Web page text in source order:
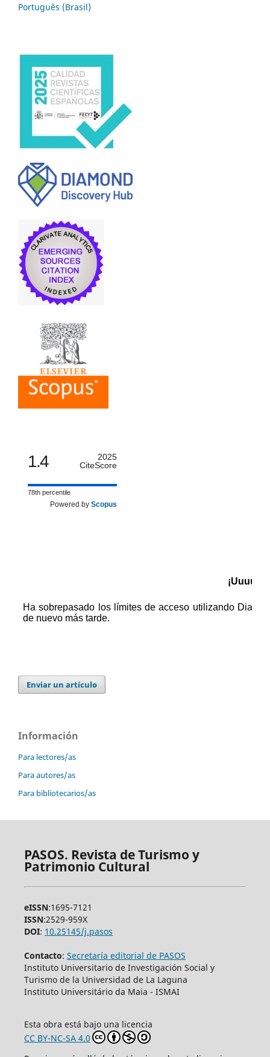
Português (Brasil)
1.4
2025
CiteScore
78th percentile
Powered by Scopus
Enviar un artículo
Información
Para lectores/as
Para autores/as
Para bibliotecarios/as
PASOS. Revista de Turismo y
Patrimonio Cultural
eISSN:1695-7121
ISSN:2529-959X
DOI: 10.25145/j.pasos
Contacto: Secretaría editorial de PASOS
Instituto Universitario de Investigación Social y
Turismo de la Universidad de La Laguna
Instituto Universitário da Maia - ISMAI
Esta obra está bajo una licencia
CC BY-NC-SA 4.0